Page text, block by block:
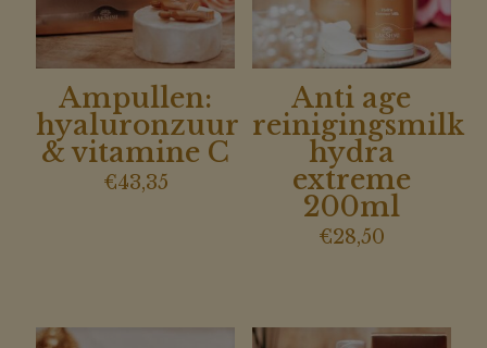
Ampullen:
hyaluronzuur
& vitamine C
€43,35
Anti age
reinigingsmilk
hydra
extreme
200ml
€28,50